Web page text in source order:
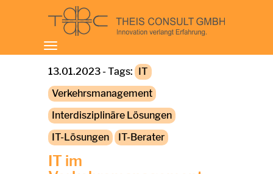
Toggle
navigation
13.01.2023 - Tags: IT
Verkehrsmanagement
Interdisziplinäre Lösungen
IT-Lösungen
IT-Berater
IT im